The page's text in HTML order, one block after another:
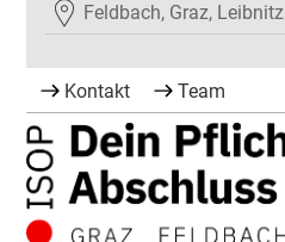
Feldbach, Graz, Leibnitz
Kontakt Team